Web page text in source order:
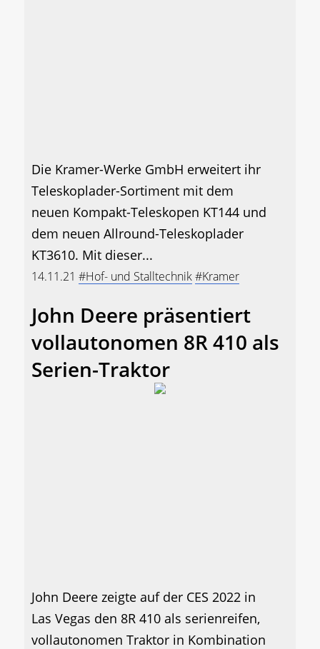
Die Kramer-Werke GmbH erweitert ihr
Teleskoplader-Sortiment mit dem
neuen Kompakt-Teleskopen KT144 und
dem neuen Allround-Teleskoplader
KT3610. Mit dieser...
14.11.21 #Hof- und Stalltechnik#Kramer
John Deere präsentiert
vollautonomen 8R 410 als
Serien-Traktor
John Deere zeigte auf der CES 2022 in
Las Vegas den 8R 410 als serienreifen,
vollautonomen Traktor in Kombination